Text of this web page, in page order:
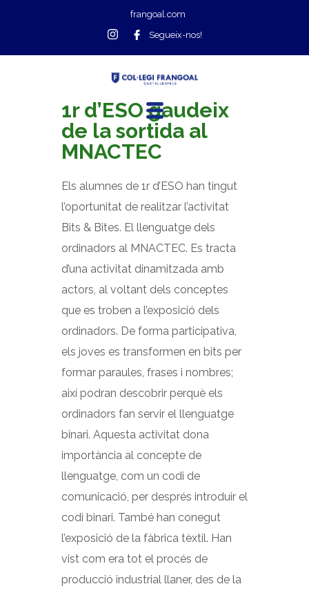
frangoal.com
Segueix-nos!
1r d’ESO gaudeix
de la sortida al
MNACTEC
Els alumnes de 1r d’ESO han tingut
l’oportunitat de realitzar l’activitat
Bits & Bites. El llenguatge dels
ordinadors al MNACTEC. Es tracta
d’una activitat dinamitzada amb
actors, al voltant dels conceptes
que es troben a l’exposició dels
ordinadors. De forma participativa,
els joves es transformen en bits per
formar paraules, frases i nombres;
així podran descobrir perquè els
ordinadors fan servir el llenguatge
binari. Aquesta activitat dona
importància al concepte de
llenguatge, com un codi de
comunicació, per després introduir el
codi binari. També han conegut
l’exposició de la fàbrica tèxtil. Han
vist com era tot el procés de
producció industrial llaner, des de la